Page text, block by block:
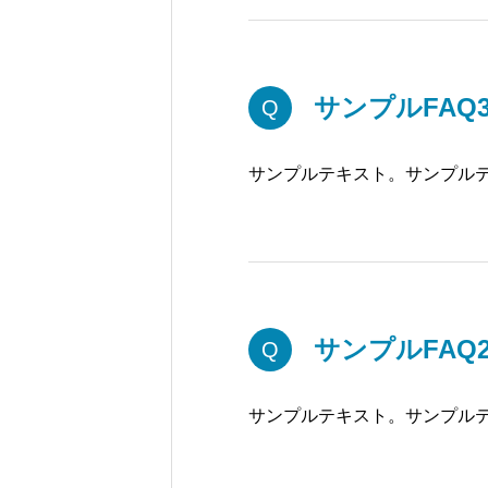
Q サンプル
サンプルテキスト。サンプル
Q サンプル
サンプルテキスト。サンプル